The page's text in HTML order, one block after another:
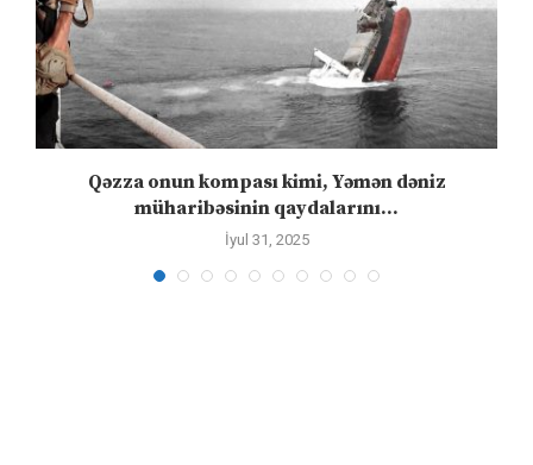
Qəzza onun kompası kimi, Yəmən dəniz
müharibəsinin qaydalarını...
İyul 31, 2025